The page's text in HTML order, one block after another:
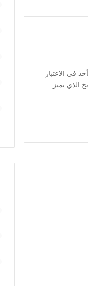
في الاعتبار
الذي يميز